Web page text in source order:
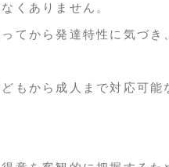
くありません。
てから発達特性に気づき
もから成人まで対応可能